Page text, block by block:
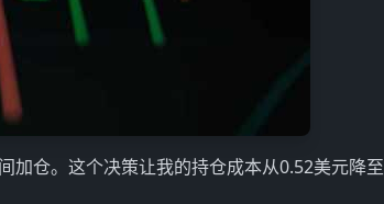
加仓。这个决策让我的持仓成本从0.52美元降至